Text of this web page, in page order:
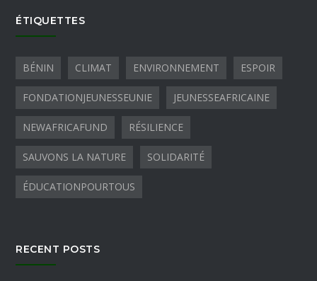
ÉTIQUETTES
BÉNIN CLIMAT ENVIRONNEMENT ESPOIR
FONDATIONJEUNESSEUNIE JEUNESSEAFRICAINE
NEWAFRICAFUND RÉSILIENCE
SAUVONS LA NATURE SOLIDARITÉ
ÉDUCATIONPOURTOUS
RECENT POSTS